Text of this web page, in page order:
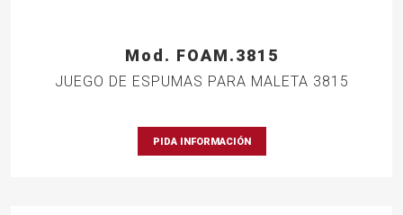
Mod. FOAM.3815
JUEGO DE ESPUMAS PARA MALETA 3815
PIDA INFORMACIÓN